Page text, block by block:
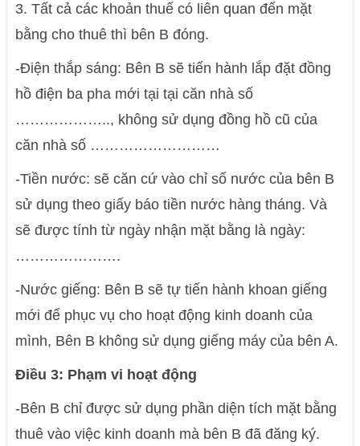
3. Tất cả các khoản thuế có liên quan đến mặt
bằng cho thuê thì bên B đóng.
-Điện thắp sáng: Bên B sẽ tiến hành lắp đặt đồng
hồ điện ba pha mới tại tại căn nhà số
……………….., không sử dụng đồng hồ cũ của
căn nhà số ………………………
-Tiền nước: sẽ căn cứ vào chỉ số nước của bên B
sử dụng theo giấy báo tiền nước hàng tháng. Và
sẽ được tính từ ngày nhận mặt bằng là ngày:
………………….
-Nước giếng: Bên B sẽ tự tiến hành khoan giếng
mới để phục vụ cho hoạt động kinh doanh của
mình, Bên B không sử dụng giếng máy của bên A.
Điều 3: Phạm vi hoạt động
-Bên B chỉ được sử dụng phần diện tích mặt bằng
thuê vào việc kinh doanh mà bên B đã đăng ký.